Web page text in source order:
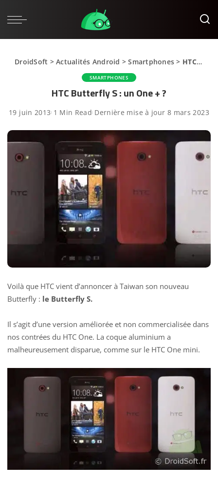
DroidSoft >Actualités Android >Smartphones > HTC Butterfly S : un One + ?
SMARTPHONES
HTC Butterfly S : un One + ?
19 juin 2013 1 Min Read Dernière mise à jour 8 mars 2023
Voilà que HTC vient d’annoncer à Taiwan son nouveau
Butterfly : le Butterfly S.
Il s’agit d’une version améliorée et non commercialisée dans
nos contrées du HTC One. La coque aluminium a
malheureusement disparue, comme sur le HTC One mini.